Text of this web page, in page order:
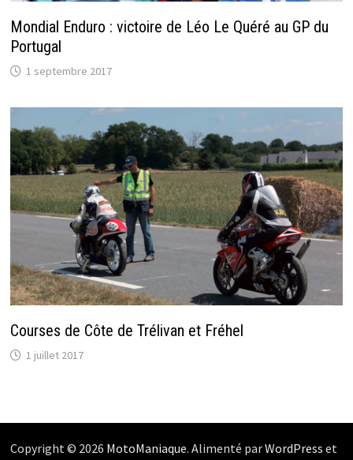
Mondial Enduro : victoire de Léo Le Quéré au GP du
Portugal
1 septembre 2017
Courses de Côte de Trélivan et Fréhel
1 juillet 2017
Copyright © 2026 MotoManiaque. Alimenté parWordPress et